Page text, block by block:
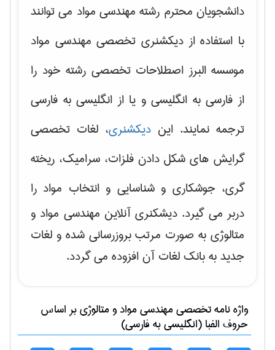
دانشجویان محترم رشته مهندسی مواد می توانند
با استفاده از دیکشنری تخصصی مهندسی مواد
موسسه البرز اصطلاحات تخصصی رشته خود را
از فارسی به انگلیسی و یا از انگلیسی به فارسی
ترجمه نمایند. این دیکشنری، لغات تخصصی
گرایش های شکل دادن فلزات، سرامیک، ریخته
گری، جوشکاری و شناسایی و انتخاب مواد را
دربر می گیرد. دیشکنری آنلاین مهندسی مواد و
متالوژی به صورت مرتب بروزرسانی شده و لغات
جدید به بانک لغات آن افزوده می گردد.
واژه نامه تخصصیمهندسی مواد و متالوژیبر اساس
حروف الفبا (انگلیسی به فارسی)